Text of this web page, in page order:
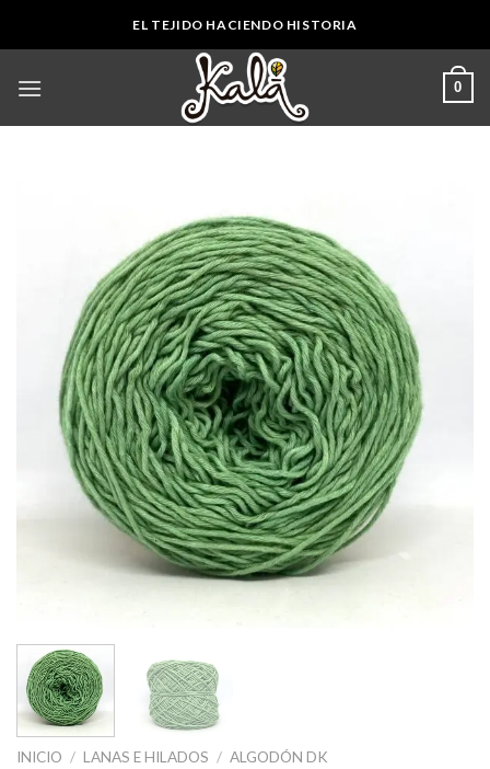
EL TEJIDO HACIENDO HISTORIA
0
INICIO / LANAS E HILADOS / ALGODÓN DK